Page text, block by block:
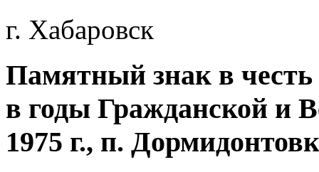
г. Хабаровск
Памятный знак в
в годы Гражданской и
1975 г., п.